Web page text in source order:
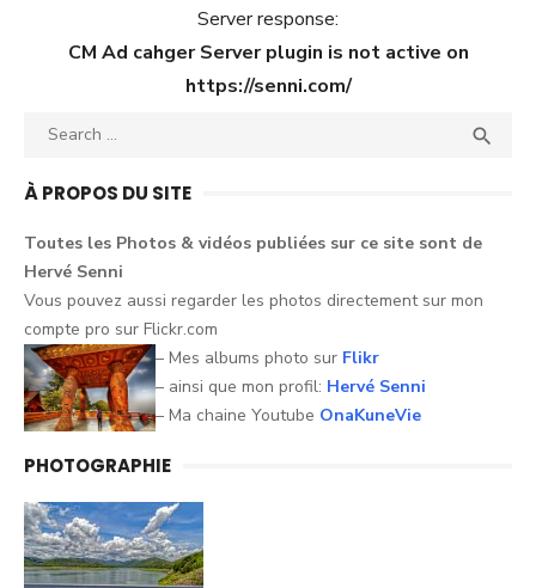
Server response:
CM Ad cahger Server plugin is not active on
https://senni.com/
Search

À PROPOS DU SITE
Toutes les Photos & vidéos publiées sur ce site sont de
Hervé Senni
Vous pouvez aussi regarder les photos directement sur mon
compte pro sur Flickr.com
– Mes albums photo sur Flikr
– ainsi que mon profil: Hervé Senni
– Ma chaine Youtube OnaKuneVie
PHOTOGRAPHIE